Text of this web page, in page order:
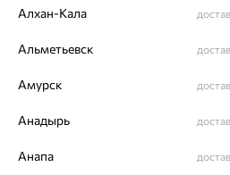
лишней перегруженности.
Алхан-Кала
Альметьевск
Амурск
Анадырь
Анапа